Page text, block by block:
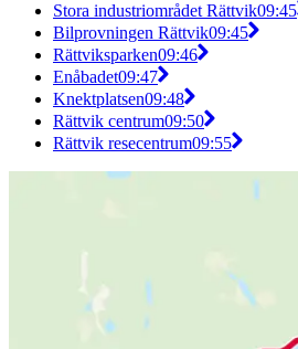
Stora industriområdet Rättvik09:45
Bilprovningen Rättvik09:45
Rättviksparken09:46
Enåbadet09:47
Knektplatsen09:48
Rättvik centrum09:50
Rättvik resecentrum09:55